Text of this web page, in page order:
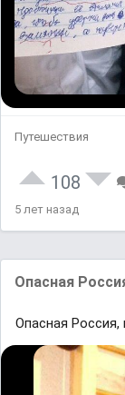
Путешествия
108
5 лет назад
Опасная
Опасная Россия,